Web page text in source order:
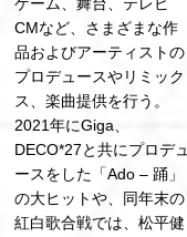
CMなど、さまざまな作
品およびアーティストの
プロデュースやリミック
ス、楽曲提供を⾏う。
2021年にGiga、
DECO*27と共にプロデュ
ースをした「Ado – 踊」
の⼤ヒットや、同年末の
紅⽩歌合戦では、松平健